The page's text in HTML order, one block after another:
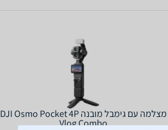
מצלמה עם גימבל מובנה DJI Osmo Pocket 4P
Vlog Combo